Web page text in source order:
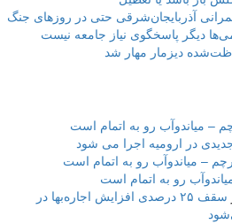
آذربایجان‌شرقی حتی در روزهای جنگ
دیگر پاسخگوی نیاز جامعه نیست
دیزمار مهار شد
– میاندوآب رو به اتمام است
در ارومیه اجرا می شود
– میاندوآب رو به اتمام است
رو به اتمام است
سقف ۲۵ درصدی افزایش اجاره‌بها در